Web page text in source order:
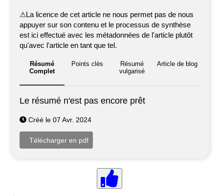
⚠La licence de cet article ne nous permet pas de nous
appuyer sur son contenu et le processus de synthèse
est ici effectué avec les métadonnées de l'article plutôt
qu'avec l'article en tant que tel.
Résumé
Complet
Points clés
Résumé
vulgarisé
Article de blog
Le résumé n'est pas encore prêt
Créé le 07 Avr. 2024